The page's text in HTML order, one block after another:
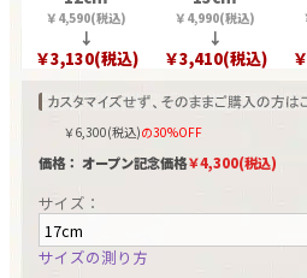
￥ 4,590(税込)
↓
￥3,130(税込)
￥ 4,990(税込)
↓
￥3,410(税込)
￥
￥6,300(税込)の30%OFF
価格： オープン記念価格￥4,300(税込)
サイズ：
サイズの測り方